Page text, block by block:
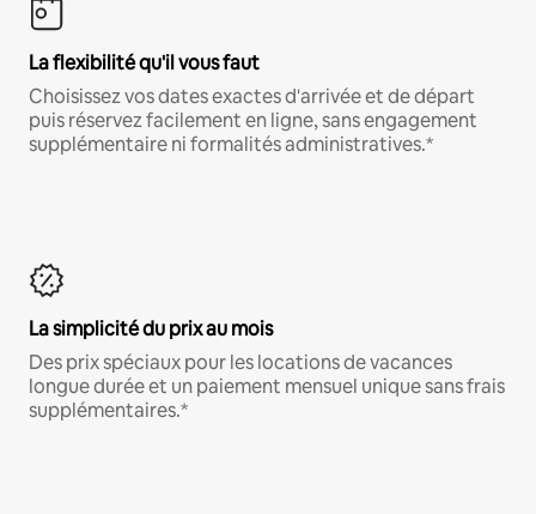
La flexibilité qu'il vous faut
Choisissez vos dates exactes d'arrivée et de départ
puis réservez facilement en ligne, sans engagement
supplémentaire ni formalités administratives.*
La simplicité du prix au mois
Des prix spéciaux pour les locations de vacances
longue durée et un paiement mensuel unique sans frais
supplémentaires.*